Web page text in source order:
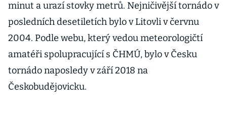
minut a urazí stovky metrů. Nejničivější tornádo v
posledních desetiletích bylo v Litovli v červnu
2004. Podle webu, který vedou meteorologičtí
amatéři spolupracující s ČHMÚ, bylo v Česku
tornádo naposledy v září 2018 na
Českobudějovicku.